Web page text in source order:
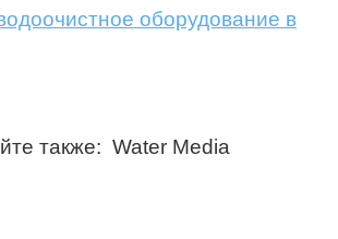
оборудование в
также: Water Media